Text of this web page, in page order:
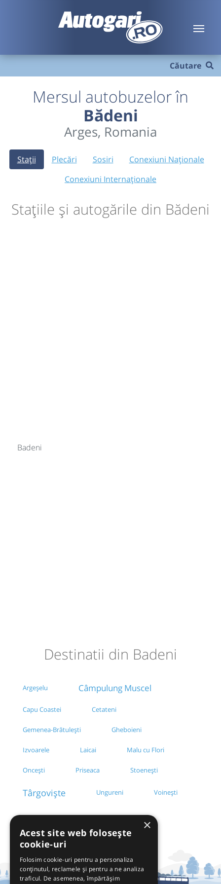
Căutare
Mersul autobuzelor în
Bădeni
Arges, Romania
Stații Plecări Sosiri
Conexiuni Naționale
Conexiuni Internaționale
Stațiile și autogările din Bădeni
Badeni
Destinatii din Badeni
Argeșelu Câmpulung Muscel
Capu Coastei Cetateni
Gemenea-Brătulești Gheboieni
Izvoarele Laicai Malu cu Flori
Oncești Priseaca Stoenești
Târgoviște Ungureni Voinești
×
Acest site web folosește
cookie-uri
Folosim cookie-uri pentru a personaliza
conținutul, reclamele și pentru a ne analiza
traficul. De asemenea, împărtășim